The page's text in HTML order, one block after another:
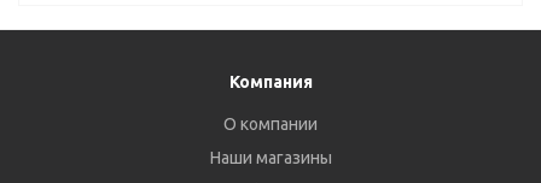
Компания
О компании
Наши магазины